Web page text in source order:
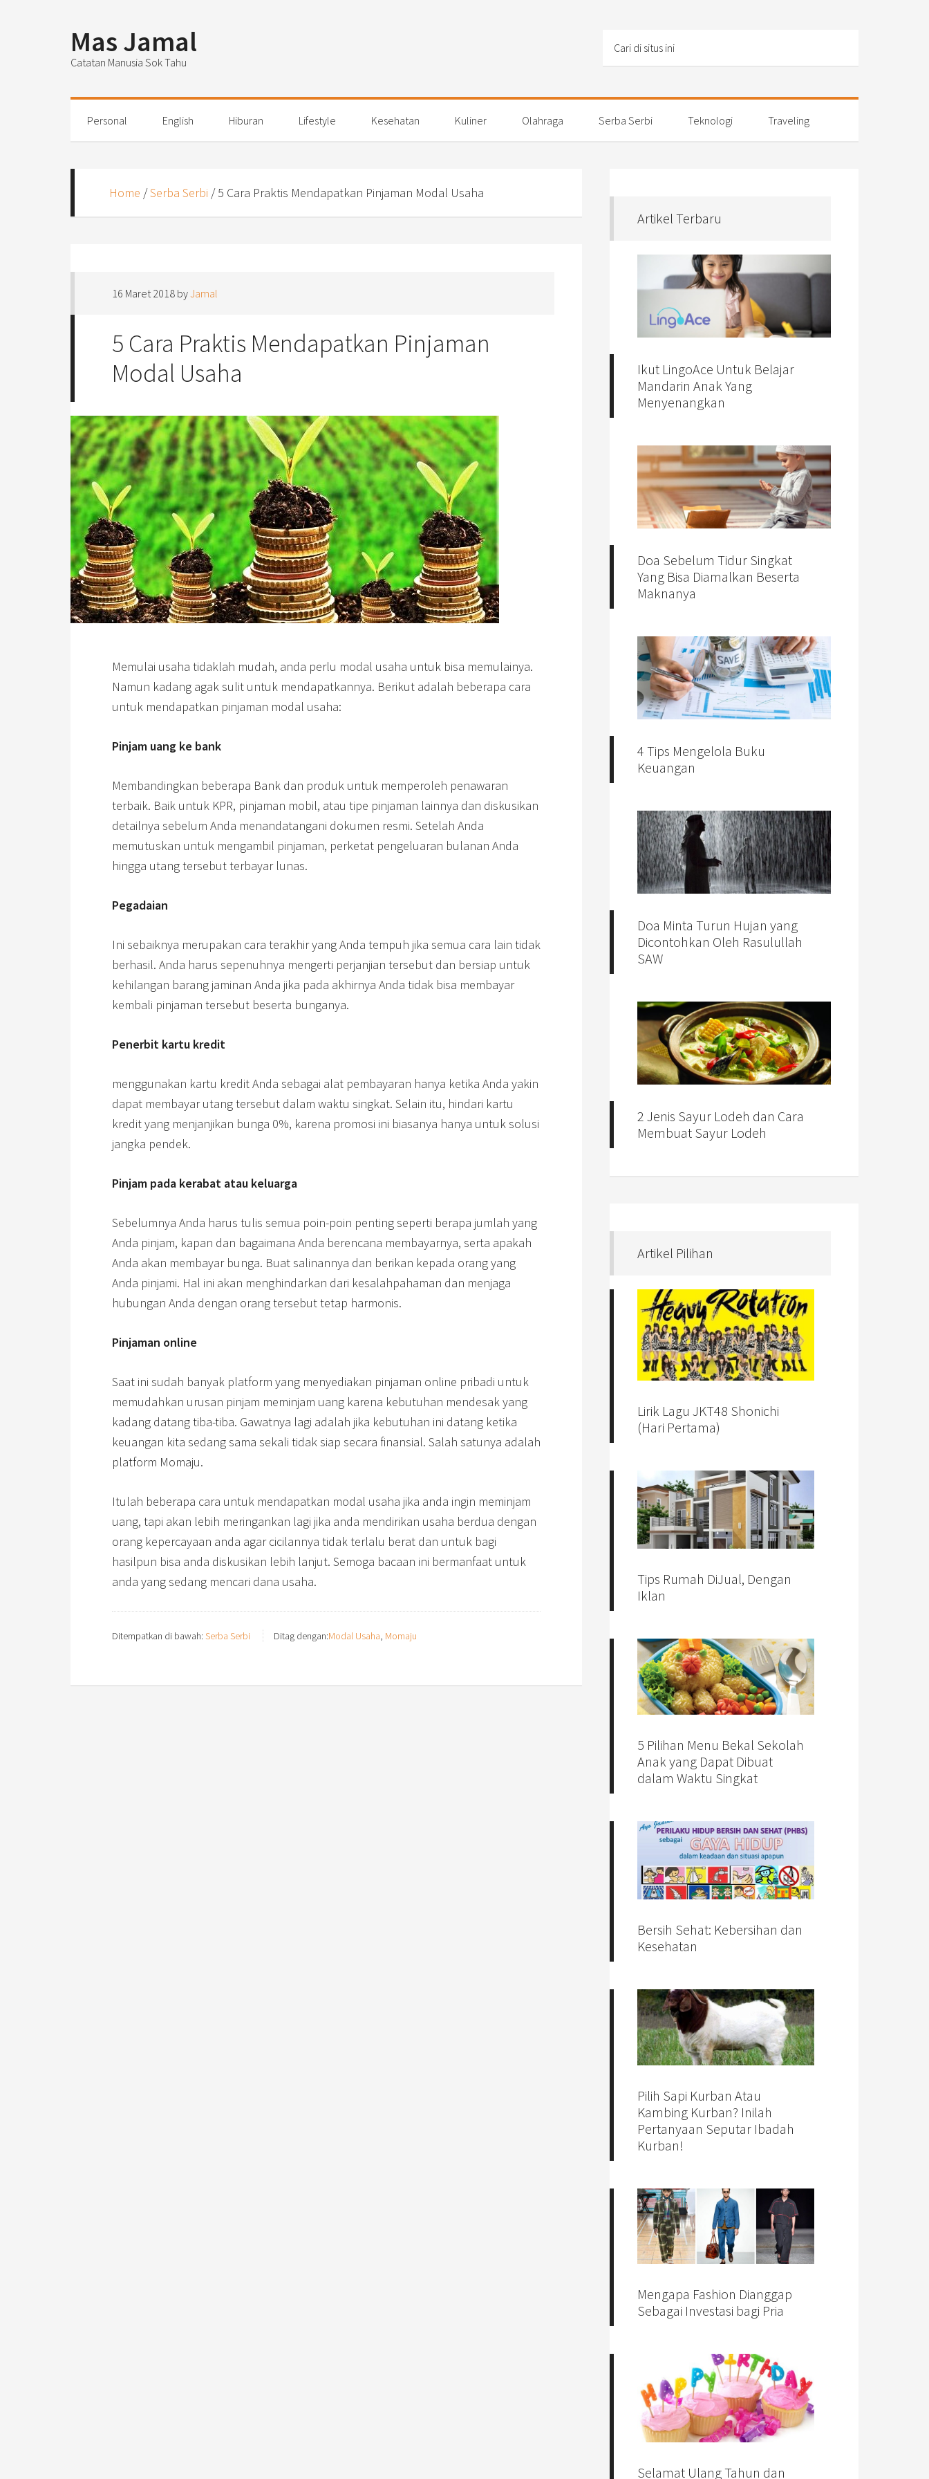
Mas Jamal
Catatan Manusia Sok Tahu
Personal English Hiburan Lifestyle Kesehatan Kuliner Olahraga Serba Serbi Teknologi Traveling
Home /Serba Serbi /5 Cara Praktis Mendapatkan Pinjaman Modal Usaha
16 Maret 2018 byJamal
5 Cara Praktis Mendapatkan Pinjaman
Modal Usaha
Memulai usaha tidaklah mudah, anda perlu modal usaha untuk bisa memulainya.
Namun kadang agak sulit untuk mendapatkannya. Berikut adalah beberapa cara
untuk mendapatkan pinjaman modal usaha:
Pinjam uang ke bank
Membandingkan beberapa Bank dan produk untuk memperoleh penawaran
terbaik. Baik untuk KPR, pinjaman mobil, atau tipe pinjaman lainnya dan diskusikan
detailnya sebelum Anda menandatangani dokumen resmi. Setelah Anda
memutuskan untuk mengambil pinjaman, perketat pengeluaran bulanan Anda
hingga utang tersebut terbayar lunas.
Pegadaian
Ini sebaiknya merupakan cara terakhir yang Anda tempuh jika semua cara lain tidak
berhasil. Anda harus sepenuhnya mengerti perjanjian tersebut dan bersiap untuk
kehilangan barang jaminan Anda jika pada akhirnya Anda tidak bisa membayar
kembali pinjaman tersebut beserta bunganya.
Penerbit kartu kredit
menggunakan kartu kredit Anda sebagai alat pembayaran hanya ketika Anda yakin
dapat membayar utang tersebut dalam waktu singkat. Selain itu, hindari kartu
kredit yang menjanjikan bunga 0%, karena promosi ini biasanya hanya untuk solusi
jangka pendek.
Pinjam pada kerabat atau keluarga
Sebelumnya Anda harus tulis semua poin-poin penting seperti berapa jumlah yang
Anda pinjam, kapan dan bagaimana Anda berencana membayarnya, serta apakah
Anda akan membayar bunga. Buat salinannya dan berikan kepada orang yang
Anda pinjami. Hal ini akan menghindarkan dari kesalahpahaman dan menjaga
hubungan Anda dengan orang tersebut tetap harmonis.
Pinjaman online
Saat ini sudah banyak platform yang menyediakan pinjaman online pribadi untuk
memudahkan urusan pinjam meminjam uang karena kebutuhan mendesak yang
kadang datang tiba-tiba. Gawatnya lagi adalah jika kebutuhan ini datang ketika
keuangan kita sedang sama sekali tidak siap secara finansial. Salah satunya adalah
platform Momaju.
Itulah beberapa cara untuk mendapatkan modal usaha jika anda ingin meminjam
uang, tapi akan lebih meringankan lagi jika anda mendirikan usaha berdua dengan
orang kepercayaan anda agar cicilannya tidak terlalu berat dan untuk bagi
hasilpun bisa anda diskusikan lebih lanjut. Semoga bacaan ini bermanfaat untuk
anda yang sedang mencari dana usaha.
Ditempatkan di bawah: Serba Serbi Ditag dengan:Modal Usaha, Momaju
Artikel Terbaru
Ikut LingoAce Untuk Belajar
Mandarin Anak Yang
Menyenangkan
Doa Sebelum Tidur Singkat
Yang Bisa Diamalkan Beserta
Maknanya
4 Tips Mengelola Buku
Keuangan
Doa Minta Turun Hujan yang
Dicontohkan Oleh Rasulullah
SAW
2 Jenis Sayur Lodeh dan Cara
Membuat Sayur Lodeh
Artikel Pilihan
Lirik Lagu JKT48 Shonichi
(Hari Pertama)
Tips Rumah DiJual, Dengan
Iklan
5 Pilihan Menu Bekal Sekolah
Anak yang Dapat Dibuat
dalam Waktu Singkat
Bersih Sehat: Kebersihan dan
Kesehatan
Pilih Sapi Kurban Atau
Kambing Kurban? Inilah
Pertanyaan Seputar Ibadah
Kurban!
Mengapa Fashion Dianggap
Sebagai Investasi bagi Pria
Selamat Ulang Tahun dan